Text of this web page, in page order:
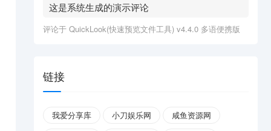
这是系统生成的演示评论
评论于 QuickLook(快速预览文件工具) v4.4.0 多语便携版
链接
我爱分享库 小刀娱乐网
咸鱼资源网